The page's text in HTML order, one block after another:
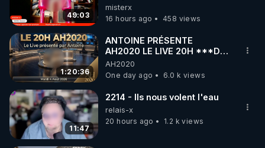
• Telegram - canal d'info : https://t.me/amelie_paul
👉 Générique de fin :
https://m.youtube.com/watch?v=I2yqkD38-Z0
👉 Sources : https://chloeframmery.ch/liberez-
linfo-n27
49:03
misterx
16 hours ago
458 views
1:20:36
ANTOINE PRÉSENTE
AH2020 LE LIVE 20H ***DU
04/08/2026*** 📷LE
GRAND RÉVEIL EST EN
MARCHE 📷
AH2020
One day ago
6.0 k views
11:47
2214 - Ils nous volent l'eau
relais-x
20 hours ago
1.2 k views